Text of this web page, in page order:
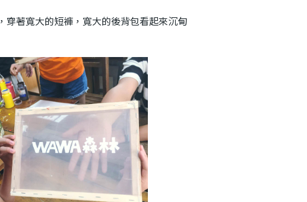
著寬大的短褲，寬大的後背包看起來沉甸